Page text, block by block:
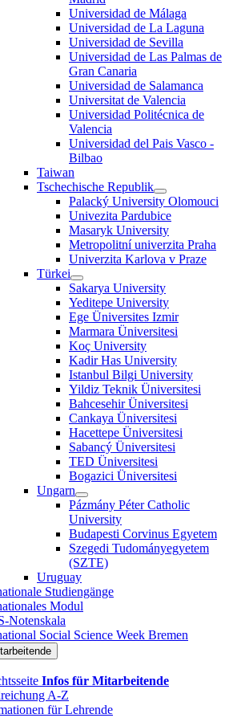
Universidad de Málaga
Universidad de La Laguna
Universidad de Sevilla
Universidad de Las Palmas de
Gran Canaria
Universidad de Salamanca
Universitat de Valencia
Universidad Politécnica de
Valencia
Universidad del Pais Vasco -
Bilbao
Taiwan
Tschechische Republik
Palacký University Olomouci
Univezita Pardubice
Masaryk University
Metropolitní univerzita Praha
Univerzita Karlova v Praze
Türkei
Sakarya University
Yeditepe University
Ege Üniversites Izmir
Marmara Üniversitesi
Koç University
Kadir Has University
Istanbul Bilgi University
Yildiz Teknik Üniversitesi
Bahcesehir Üniversitesi
Cankaya Üniversitesi
Hacettepe Üniversitesi
Sabancý Üniversitesi
TED Üniversitesi
Bogazici Üniversitesi
Ungarn
Pázmány Péter Catholic
University
Budapesti Corvinus Egyetem
Szegedi Tudományegyetem
(SZTE)
Uruguay
Studiengänge
Modul
Notenskala
Social Science Week Bremen
Infos für Mitarbeitende
A-Z
für Lehrende